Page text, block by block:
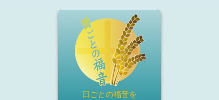
日ごとの福音を